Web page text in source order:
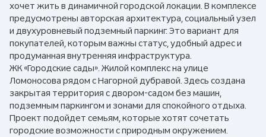
хочет жить в динамичной городской локации. В комплексе
предусмотрены авторская архитектура, социальный узел
и двухуровневый подземный паркинг. Это вариант для
покупателей, которым важны статус, удобный адрес и
продуманная внутренняя инфраструктура.
ЖК «Городские сады». Жилой комплекс на улице
Ломоносова рядом с Нагорной дубравой. Здесь создана
закрытая территория с двором-садом без машин,
подземным паркингом и зонами для спокойного отдыха.
Проект подойдет семьям, которые хотят сочетать
городские возможности с природным окружением.